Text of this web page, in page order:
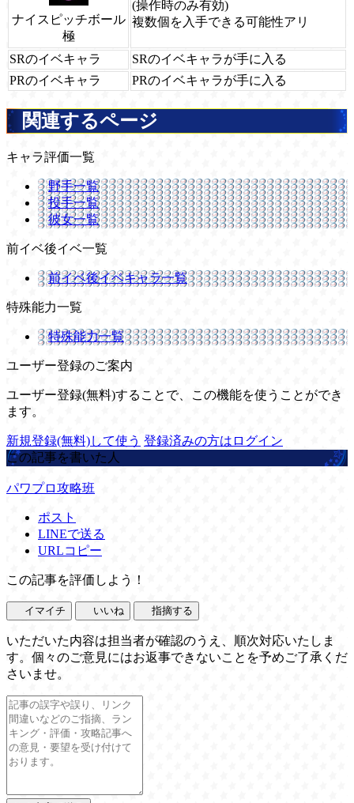
ナイスピッチボール
極
(操作時のみ有効)
複数個を入手できる可能性アリ
SRのイベキャラ
SRのイベキャラが手に入る
PRのイベキャラ
PRのイベキャラが手に入る
関連するページ
キャラ評価一覧
野手一覧
投手一覧
彼女一覧
前イベ後イベ一覧
前イベ後イベキャラ一覧
特殊能力一覧
特殊能力一覧
ユーザー登録のご案内
ユーザー登録(無料)することで、この機能を使うことができ
ます。
新規登録(無料)して使う 登録済みの方はログイン
この記事を書いた人
パワプロ攻略班
ポスト
LINEで送る
URLコピー
この記事を評価しよう！
イマイチ いいね 指摘する
いただいた内容は担当者が確認のうえ、順次対応いたしま
す。個々のご意見にはお返事できないことを予めご了承くだ
さいませ。